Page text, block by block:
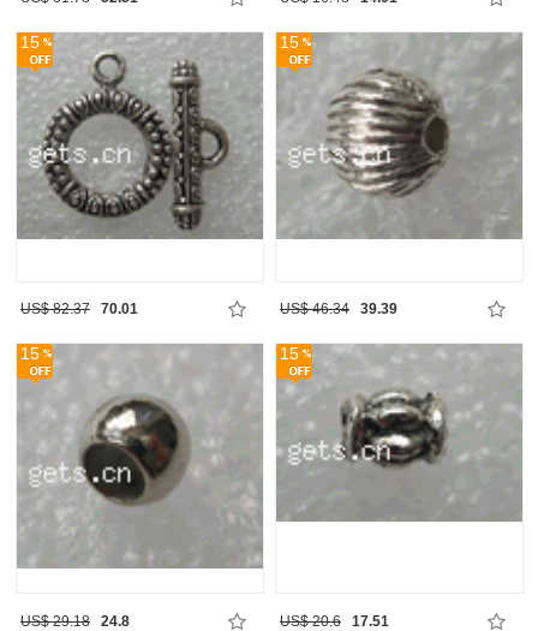
15
US$ 82.37 70.01
15
US$ 46.34 39.39
15
US$ 29.18 24.8
15
US$ 20.6 17.51